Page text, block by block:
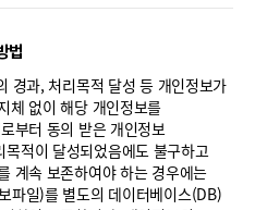
법
경과, 처리목적 달성 등 개인정보가
체 없이 해당 개인정보를
부터 동의 받은 개인정보
적이 달성되었음에도 불구하고
계속 보존하여야 하는 경우에는
파일)를 별도의 데이터베이스(DB)